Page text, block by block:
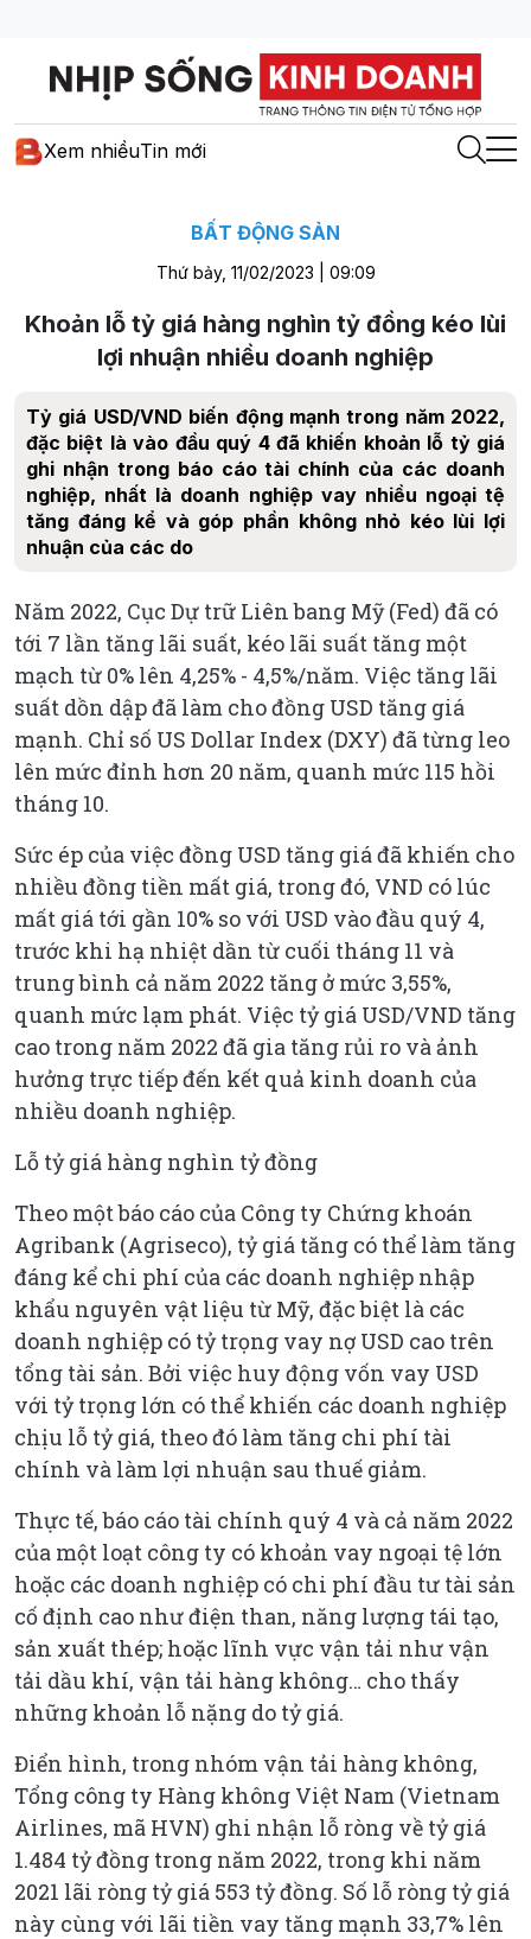
Xem nhiềuTin mới
BẤT ĐỘNG SẢN
Thứ bảy, 11/02/2023 | 09:09
Khoản lỗ tỷ giá hàng nghìn tỷ đồng kéo lùi
lợi nhuận nhiều doanh nghiệp
Tỷ giá USD/VND biến động mạnh trong năm 2022,
đặc biệt là vào đầu quý 4 đã khiến khoản lỗ tỷ giá
ghi nhận trong báo cáo tài chính của các doanh
nghiệp, nhất là doanh nghiệp vay nhiều ngoại tệ
tăng đáng kể và góp phần không nhỏ kéo lùi lợi
nhuận của các do
Năm 2022, Cục Dự trữ Liên bang Mỹ (Fed) đã có
tới 7 lần tăng lãi suất, kéo lãi suất tăng một
mạch từ 0% lên 4,25% - 4,5%/năm. Việc tăng lãi
suất dồn dập đã làm cho đồng USD tăng giá
mạnh. Chỉ số US Dollar Index (DXY) đã từng leo
lên mức đỉnh hơn 20 năm, quanh mức 115 hồi
tháng 10.
Sức ép của việc đồng USD tăng giá đã khiến cho
nhiều đồng tiền mất giá, trong đó, VND có lúc
mất giá tới gần 10% so với USD vào đầu quý 4,
trước khi hạ nhiệt dần từ cuối tháng 11 và
trung bình cả năm 2022 tăng ở mức 3,55%,
quanh mức lạm phát. Việc tỷ giá USD/VND tăng
cao trong năm 2022 đã gia tăng rủi ro và ảnh
hưởng trực tiếp đến kết quả kinh doanh của
nhiều doanh nghiệp.
Lỗ tỷ giá hàng nghìn tỷ đồng
Theo một báo cáo của Công ty Chứng khoán
Agribank (Agriseco), tỷ giá tăng có thể làm tăng
đáng kể chi phí của các doanh nghiệp nhập
khẩu nguyên vật liệu từ Mỹ, đặc biệt là các
doanh nghiệp có tỷ trọng vay nợ USD cao trên
tổng tài sản. Bởi việc huy động vốn vay USD
với tỷ trọng lớn có thể khiến các doanh nghiệp
chịu lỗ tỷ giá, theo đó làm tăng chi phí tài
chính và làm lợi nhuận sau thuế giảm.
Thực tế, báo cáo tài chính quý 4 và cả năm 2022
của một loạt công ty có khoản vay ngoại tệ lớn
hoặc các doanh nghiệp có chi phí đầu tư tài sản
cố định cao như điện than, năng lượng tái tạo,
sản xuất thép; hoặc lĩnh vực vận tải như vận
tải dầu khí, vận tải hàng không… cho thấy
những khoản lỗ nặng do tỷ giá.
Điển hình, trong nhóm vận tải hàng không,
Tổng công ty Hàng không Việt Nam (Vietnam
Airlines, mã HVN) ghi nhận lỗ ròng về tỷ giá
1.484 tỷ đồng trong năm 2022, trong khi năm
2021 lãi ròng tỷ giá 553 tỷ đồng. Số lỗ ròng tỷ giá
này cùng với lãi tiền vay tăng mạnh 33,7% lên